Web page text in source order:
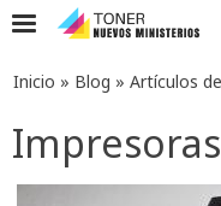
Inicio » Blog » Artículos
Impresoras